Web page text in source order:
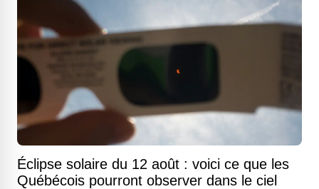
Éclipse solaire du 12 août : voici ce que les
Québécois pourront observer dans le ciel